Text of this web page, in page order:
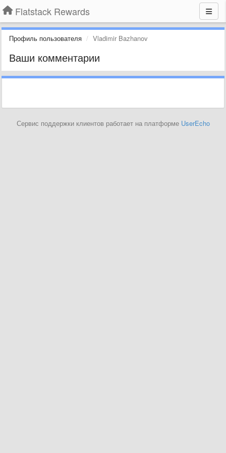
Flatstack Rewards
Профиль пользователя Vladimir Bazhanov
Ваши комментарии
Сервис поддержки клиентов работает на платформе UserEcho